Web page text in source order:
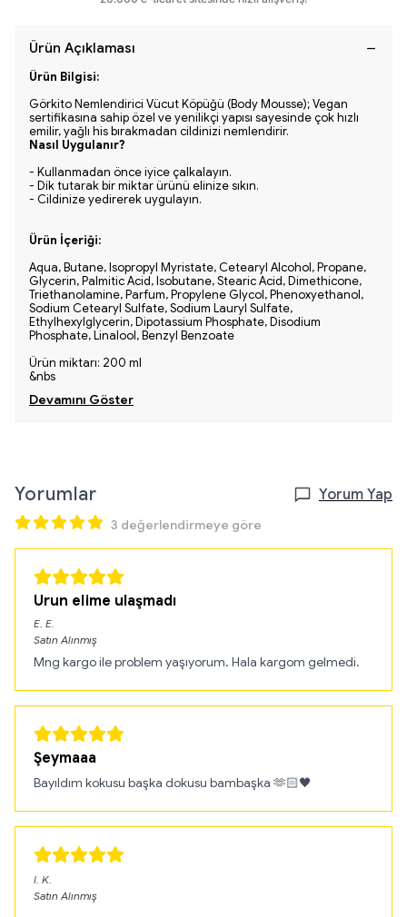
Ürün Açıklaması
Ürün Bilgisi:
Görkito Nemlendirici Vücut Köpüğü (Body Mousse); Vegan
sertifikasına sahip özel ve yenilikçi yapısı sayesinde çok hızlı
emilir, yağlı his bırakmadan cildinizi nemlendirir.
Nasıl Uygulanır?
- Kullanmadan önce iyice çalkalayın.
- Dik tutarak bir miktar ürünü elinize sıkın.
- Cildinize yedirerek uygulayın.
Ürün İçeriği:
Aqua, Butane, Isopropyl Myristate, Cetearyl Alcohol, Propane,
Glycerin, Palmitic Acid, Isobutane, Stearic Acid, Dimethicone,
Triethanolamine, Parfum, Propylene Glycol, Phenoxyethanol,
Sodium Cetearyl Sulfate, Sodium Lauryl Sulfate,
Ethylhexylglycerin, Dipotassium Phosphate, Disodium
Phosphate, Linalool, Benzyl Benzoate
Ürün miktarı: 200 ml
&nbs
Devamını Göster
Yorumlar Yorum Yap
3 değerlendirmeye göre
Urun elime ulaşmadı
E. E.
Satın Alınmış
Mng kargo ile problem yaşıyorum. Hala kargom gelmedi.
Şeymaaa
Bayıldım kokusu başka dokusu bambaşka 🫶🏻🖤
I. K.
Satın Alınmış